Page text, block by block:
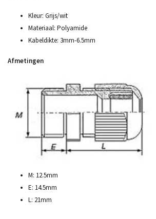
Kleur: Grijs/wit
Materiaal: Polyamide
Kabeldikte: 3mm-6.5mm
Afmetingen
M: 12.5mm
E: 14.5mm
L: 21mm